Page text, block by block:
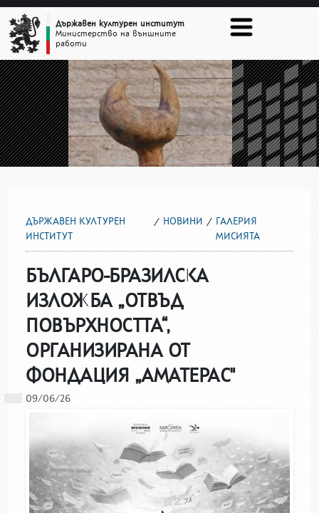
ГАЛЕРИЯ МИСИЯТА
Държавен културен институт
Министерство на външните
работи
ДЪРЖАВЕН КУЛТУРЕН
ИНСТИТУТ
НОВИНИ
ГАЛЕРИЯ
МИСИЯТА
БЪЛГАРО-БРАЗИЛСКА
ИЗЛОЖБА „ОТВЪД
ПОВЪРХНОСТТА“,
ОРГАНИЗИРАНА ОТ
ФОНДАЦИЯ „АМАТЕРАС"
09/06/26